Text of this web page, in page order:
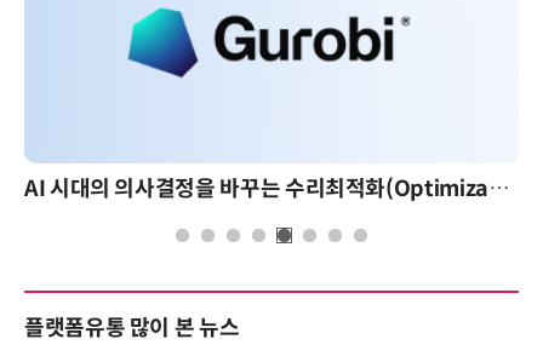
AI 시대의 의사결정을 바꾸는 수리최적화(Optimization): 실제 산업 적용 사례와 활용 전략
플랫폼유통 많이 본 뉴스